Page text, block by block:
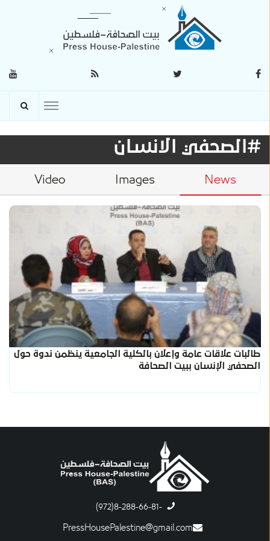
#الصحفي الانسان
News
Images
Video
طالبات علاقات عامة وإعلان بالكلية الجامعية ينظمن ندوة حول
الصحفي الإنسان ببيت الصحافة
-8-288-66-81(972)
PressHousePalestine@gmail.com